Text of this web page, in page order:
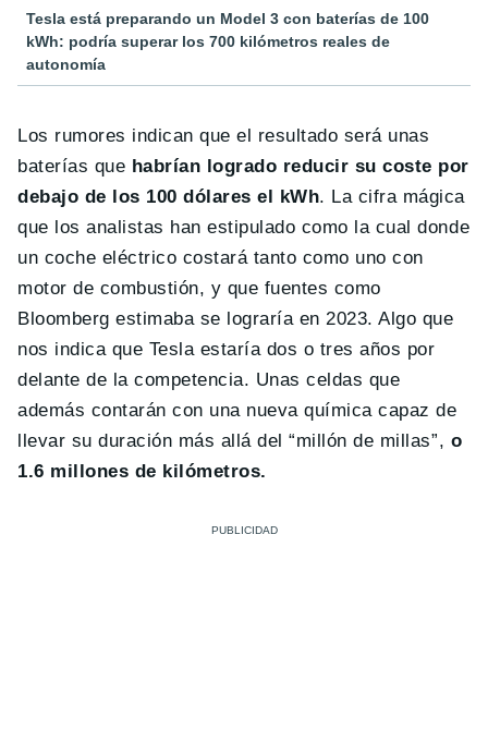
Tesla está preparando un Model 3 con baterías de 100
kWh: podría superar los 700 kilómetros reales de
autonomía
Los rumores indican que el resultado será unas
baterías que habrían logrado reducir su coste por
debajo de los 100 dólares el kWh. La cifra mágica
que los analistas han estipulado como la cual donde
un coche eléctrico costará tanto como uno con
motor de combustión, y que fuentes como
Bloomberg estimaba se lograría en 2023. Algo que
nos indica que Tesla estaría dos o tres años por
delante de la competencia. Unas celdas que
además contarán con una nueva química capaz de
llevar su duración más allá del “millón de millas”, o
1.6 millones de kilómetros.